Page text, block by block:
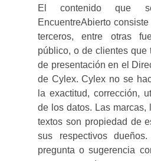
El contenido que
EncuentreAbierto
terceros, entre otras
público, o de clientes que
de presentación en el
de Cylex. Cylex no se
la exactitud, corrección,
de los datos. Las marcas,
textos son propiedad de
sus respectivos
pregunta o sugerencia